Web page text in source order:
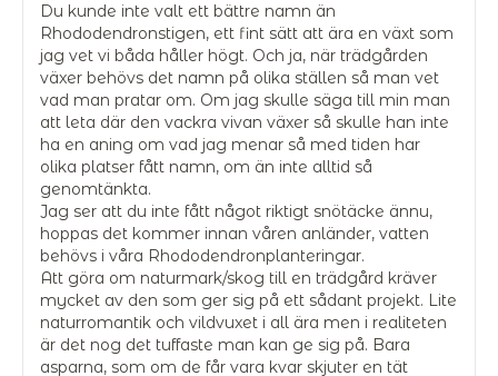
Du kunde inte valt ett bättre namn än
Rhododendronstigen, ett fint sätt att ära en växt som
jag vet vi båda håller högt. Och ja, när trädgården
växer behövs det namn på olika ställen så man vet
vad man pratar om. Om jag skulle säga till min man
att leta där den vackra vivan växer så skulle han inte
ha en aning om vad jag menar så med tiden har
olika platser fått namn, om än inte alltid så
genomtänkta.
Jag ser att du inte fått något riktigt snötäcke ännu,
hoppas det kommer innan våren anländer, vatten
behövs i våra Rhododendronplanteringar.
Att göra om naturmark/skog till en trädgård kräver
mycket av den som ger sig på ett sådant projekt. Lite
naturromantik och vildvuxet i all ära men i realiteten
är det nog det tuffaste man kan ge sig på. Bara
asparna, som om de får vara kvar skjuter en tät